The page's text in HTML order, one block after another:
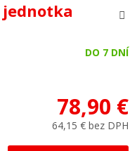
DO 7 DNÍ
78,90 €
64,15 € bez DPH